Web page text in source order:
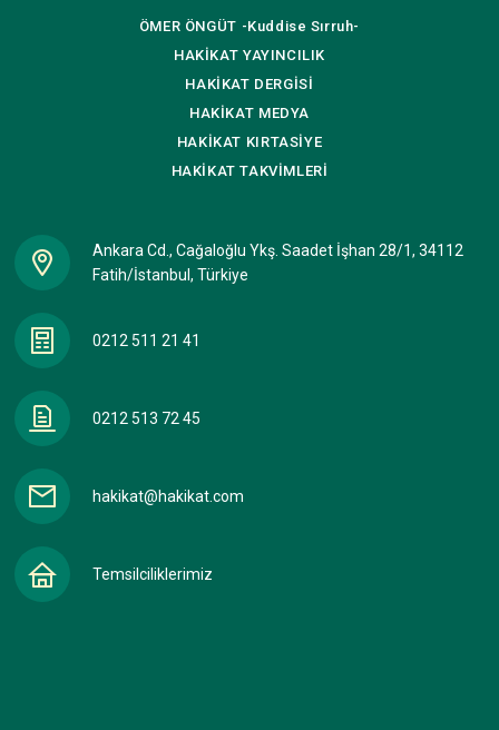
ÖMER ÖNGÜT -Kuddise Sırruh-
HAKİKAT YAYINCILIK
HAKİKAT DERGİSİ
HAKİKAT MEDYA
HAKİKAT KIRTASİYE
HAKİKATTAKVİMLERİ
Ankara Cd., Cağaloğlu Ykş. Saadet İşhan 28/1, 34112
Fatih/İstanbul, Türkiye
0212 511 21 41
0212 513 72 45
hakikat@hakikat.com
Temsilciliklerimiz